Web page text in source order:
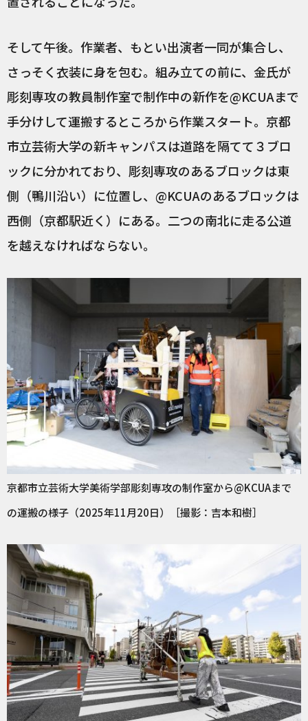
そして午後。作業者、もとい出演者一同が集合し、
さっそく衣装に身を包む。組み立ての前に、金氏が
彫刻専攻の教員制作室で制作中の新作を@KCUAまで
手分けして運搬するところから作業スタート。京都
市立芸術大学の新キャンパスは道路を隔てて３ブロ
ックに分かれており、彫刻専攻のあるブロックは東
側（鴨川沿い）に位置し、@KCUAのあるブロックは
西側（京都駅近く）にある。二つの南北に走る公道
を越えなければならない。
京都市立芸術大学美術学部彫刻専攻の制作室から@KCUAまで
の運搬の様子（2025年11月20日）［撮影：吉本和樹］